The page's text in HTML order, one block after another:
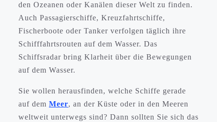
den Ozeanen oder Kanälen dieser Welt zu finden.
Auch Passagierschiffe, Kreuzfahrtschiffe,
Fischerboote oder Tanker verfolgen täglich ihre
Schifffahrtsrouten auf dem Wasser. Das
Schiffsradar bring Klarheit über die Bewegungen
auf dem Wasser.
Sie wollen herausfinden, welche Schiffe gerade
auf dem Meer, an der Küste oder in den Meeren
weltweit unterwegs sind? Dann sollten Sie sich das